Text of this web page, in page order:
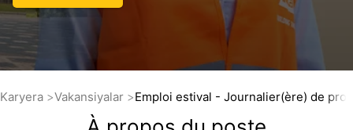
Karyera Vakansiyalar Emploi estival - Journalier(ère) de